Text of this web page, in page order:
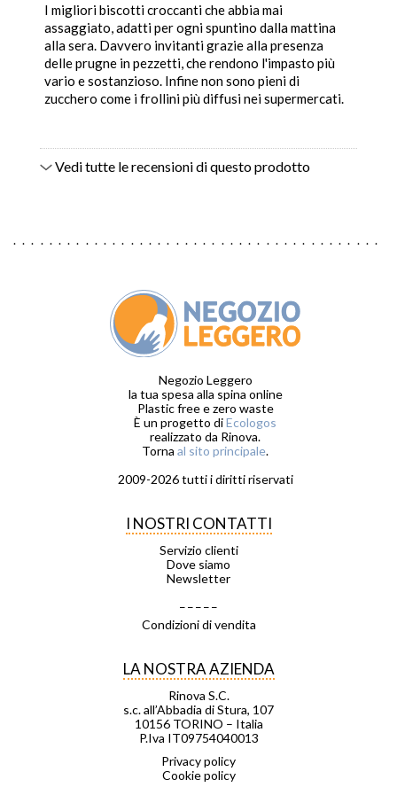
I migliori biscotti croccanti che abbia mai
assaggiato, adatti per ogni spuntino dalla mattina
alla sera. Davvero invitanti grazie alla presenza
delle prugne in pezzetti, che rendono l'impasto più
vario e sostanzioso. Infine non sono pieni di
zucchero come i frollini più diffusi nei supermercati.
Vedi tutte le recensioni di questo prodotto
Negozio Leggero
la tua spesa alla spina online
Plastic free e zero waste
È un progetto diEcologos
realizzato da Rinova.
Torna al sito principale.
2009-2026 tutti i diritti riservati
I NOSTRI CONTATTI
Servizio clienti
Dove siamo
Newsletter
Condizioni di vendita
LA NOSTRA AZIENDA
Rinova S.C.
s.c. all’Abbadia di Stura, 107
10156 TORINO – Italia
P.Iva IT09754040013
Privacy policy
Cookie policy